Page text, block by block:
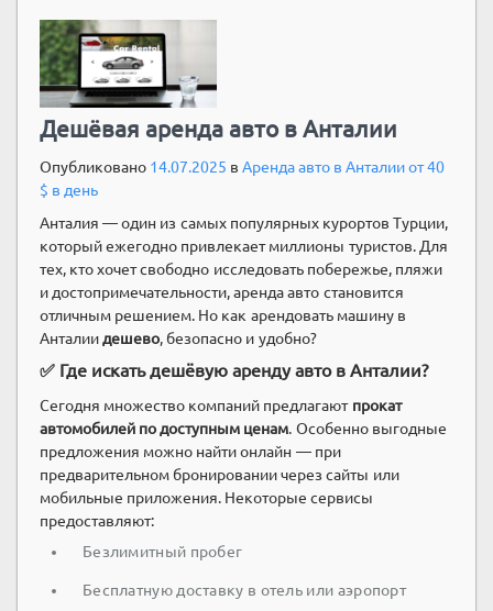
Дешёвая аренда авто в Анталии
Опубликовано 14.07.2025 в Аренда авто в Анталии от 40
$ в день
Анталия — один из самых популярных курортов Турции,
который ежегодно привлекает миллионы туристов. Для
тех, кто хочет свободно исследовать побережье, пляжи
и достопримечательности, аренда авто становится
отличным решением. Но как арендовать машину в
Анталиидешево, безопасно и удобно?
✅ Где искать дешёвую аренду авто в Анталии?
Сегодня множество компаний предлагают прокат
автомобилей по доступным ценам. Особенно выгодные
предложения можно найти онлайн — при
предварительном бронировании через сайты или
мобильные приложения. Некоторые сервисы
предоставляют:
Безлимитный пробег
Бесплатную доставку в отель или аэропорт